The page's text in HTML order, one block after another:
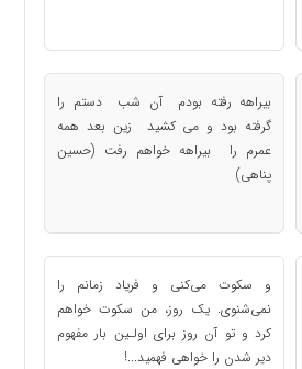
بیراهه رفته بودم آن شب دستم را
گرفته بود و می کشید زین بعد همه
عمرم را بیراهه خواهم رفت (حسین
پناهی)
و سکوت می‌کنی و فریاد زمانم را
نمی‌شنوی. یک روز، من سکوت خواهم
کرد و تو آن روز برای اولـین بار مفهوم
دیر شدن را خواهی فهمید...!